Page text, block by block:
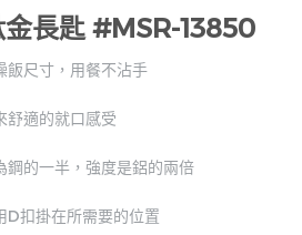
長匙 #MSR-13850
飯尺寸，用餐不沾手
舒適的就口感受
鋼的一半，強度是鋁的兩倍
D扣掛在所需要的位置